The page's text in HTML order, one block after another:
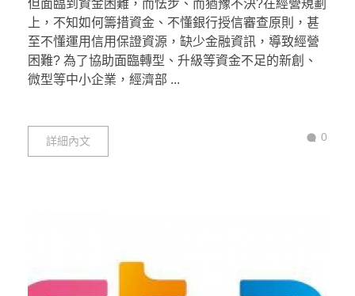
但面臨到資金困難，而怯步、而猶豫不決?在經營規劃
上，不知如何籌措資金、不懂銀行授信審查原則，甚
至不懂運用信用保證資源，缺少金融資訊，導致經營
困難? 為了協助面臨轉型、升級等資金不足的新創、
微型等中小企業，經濟部 ...
詳細內文 0